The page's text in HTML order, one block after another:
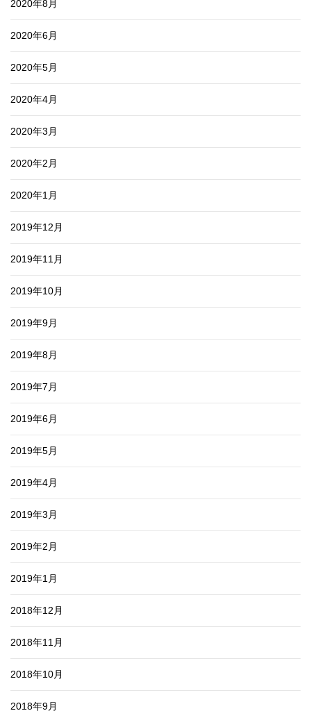
2020年8月
2020年6月
2020年5月
2020年4月
2020年3月
2020年2月
2020年1月
2019年12月
2019年11月
2019年10月
2019年9月
2019年8月
2019年7月
2019年6月
2019年5月
2019年4月
2019年3月
2019年2月
2019年1月
2018年12月
2018年11月
2018年10月
2018年9月